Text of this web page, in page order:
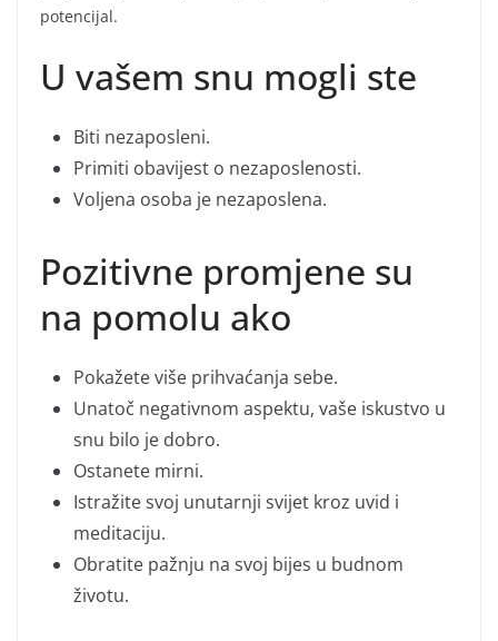
potencijal.
U vašem snu mogli ste
Biti nezaposleni.
Primiti obavijest o nezaposlenosti.
Voljena osoba je nezaposlena.
Pozitivne promjene su
na pomolu ako
Pokažete više prihvaćanja sebe.
Unatoč negativnom aspektu, vaše iskustvo u
snu bilo je dobro.
Ostanete mirni.
Istražite svoj unutarnji svijet kroz uvid i
meditaciju.
Obratite pažnju na svoj bijes u budnom
životu.